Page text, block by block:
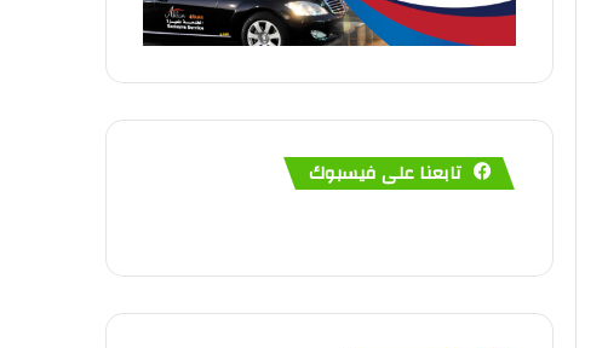
تابعنا على فيسبوك